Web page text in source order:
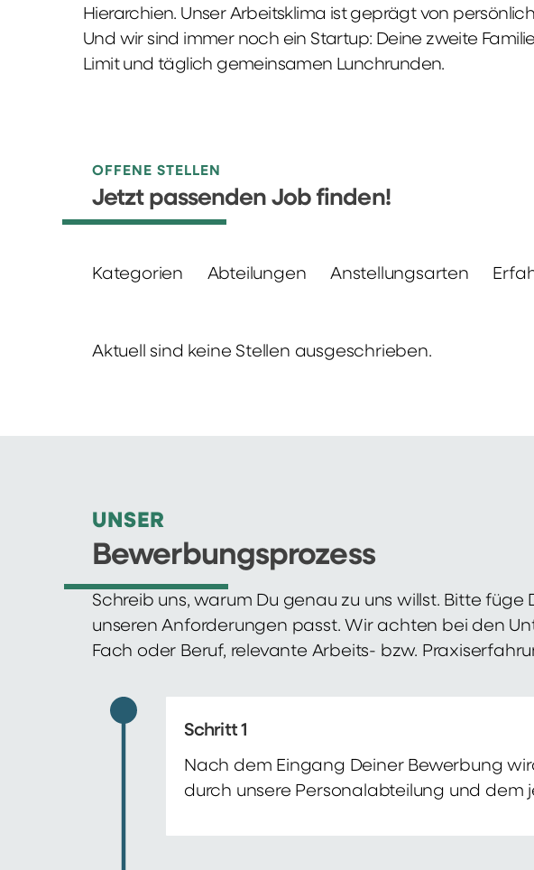
Hierarchien. Unser Arbeitsklima ist geprägt von
Und wir sind immer noch ein Startup: Deine zweite
Limit und täglich gemeinsamen Lunchrunden.
OFFENE STELLEN
Jetzt passenden Job finden!
Kategorien Abteilungen Anstellungsarten
Aktuell sind keine Stellen ausgeschrieben.
UNSER
Bewerbungsprozess
Schreib uns, warum Du genau zu uns willst. Bitte
unseren Anforderungen passt. Wir achten bei den
Fach oder Beruf, relevante Arbeits- bzw.
Schritt 1
Nach dem Eingang Deiner Bewerbung
durch unsere Personalabteilung und dem